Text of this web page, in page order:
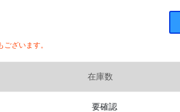
ざいます。
在庫数
要確認